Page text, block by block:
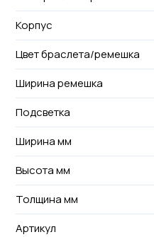
Корпус
Цвет браслета/ремешка
Ширина ремешка
Подсветка
Ширина мм
Высота мм
Толщина мм
Артикул